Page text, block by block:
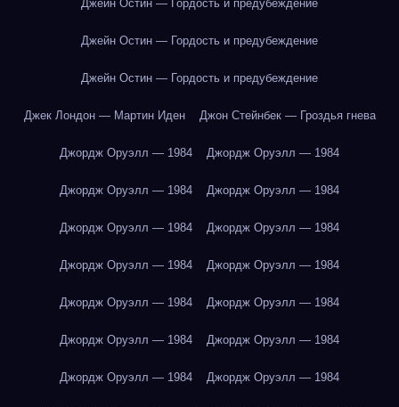
Джейн Остин — Гордость и предубеждение
Джейн Остин — Гордость и предубеждение
Джейн Остин — Гордость и предубеждение
Джек Лондон — Мартин Иден Джон Стейнбек — Гроздья гнева
Джордж Оруэлл — 1984 Джордж Оруэлл — 1984
Джордж Оруэлл — 1984 Джордж Оруэлл — 1984
Джордж Оруэлл — 1984 Джордж Оруэлл — 1984
Джордж Оруэлл — 1984 Джордж Оруэлл — 1984
Джордж Оруэлл — 1984 Джордж Оруэлл — 1984
Джордж Оруэлл — 1984 Джордж Оруэлл — 1984
Джордж Оруэлл — 1984 Джордж Оруэлл — 1984